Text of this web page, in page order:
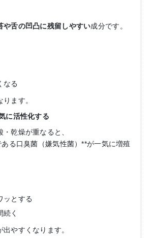
や舌の凹凸に残留しやすい成分です。
なる
ます。
に活性化する
乾燥が重なると、
る口臭菌（嫌気性菌）**が一気に増殖
ッとする
く
出やすくなります。